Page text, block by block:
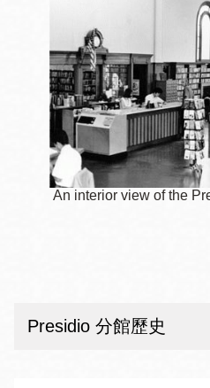
An interior view of the
Presidio 分館歷史